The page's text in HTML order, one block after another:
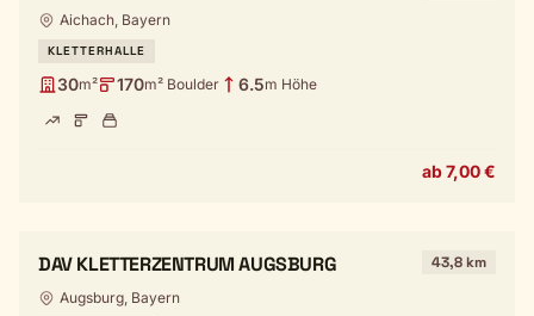
Aichach, Bayern
KLETTERHALLE
30m² 170m² Boulder 6.5m Höhe
ab 7,00 €
DAV KLETTERZENTRUM AUGSBURG 43,8 km
Augsburg, Bayern